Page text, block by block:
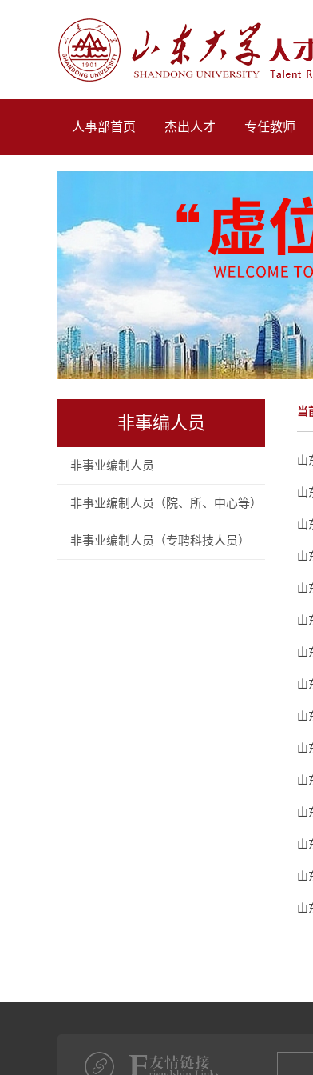
人事部首页 杰出人才 专任教师
非事编人员
非事业编制人员
非事业编制人员（院、所、中心等）
非事业编制人员（专聘科技人员）
当
山
山
山
山
山
山
山
山
山
山
山
山
山
山
山